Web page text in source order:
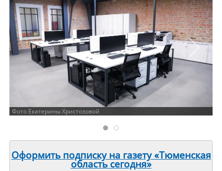
Фото Екатерины Христозовой
Оформить подписку на газету «Тюменская
область сегодня»